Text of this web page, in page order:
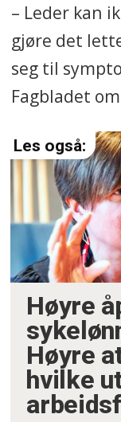
– Leder kan
gjøre det
seg til
Fagbladet
Høyre
Høyre
hvilke